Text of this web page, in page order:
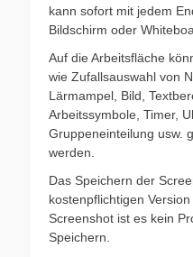
kann sofort mit jedem
Bildschirm oder
Auf die Arbeitsfläche
wie Zufallsauswahl von
Lärmampel, Bild,
Arbeitssymbole, Timer,
Gruppeneinteilung usw.
werden.
Das Speichern der
kostenpflichtigen
Screenshot ist es kein
Speichern.